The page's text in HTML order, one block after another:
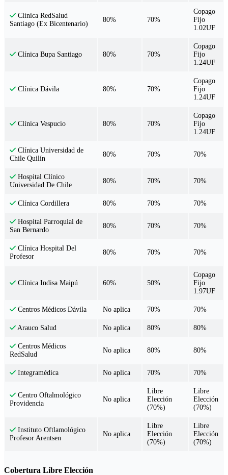
Clínica RedSalud
Santiago (Ex Bicentenario)
80% 70%
Copago
Fijo
1.02UF
Clínica Bupa Santiago 80% 70%
Copago
Fijo
1.24UF
Clínica Dávila 80% 70%
Copago
Fijo
1.24UF
Clínica Vespucio 80% 70%
Copago
Fijo
1.24UF
Clínica Universidad de
Chile Quilín
80% 70% 70%
Hospital Clínico
Universidad De Chile
80% 70% 70%
Clínica Cordillera 80% 70% 70%
Hospital Parroquial de
San Bernardo
80% 70% 70%
Clínica Hospital Del
Profesor
80% 70% 70%
Clínica Indisa Maipú 60% 50%
Copago
Fijo
1.97UF
Centros Médicos Dávila No aplica 70% 70%
Arauco Salud No aplica 80% 80%
Centros Médicos
RedSalud
No aplica 80% 80%
Integramédica No aplica 70% 70%
Centro Oftalmológico
Providencia
No aplica
Libre
Elección
(70%)
Libre
Elección
(70%)
Instituto Oftlamológico
Profesor Arentsen
No aplica
Libre
Elección
(70%)
Libre
Elección
(70%)
Cobertura Libre Elección